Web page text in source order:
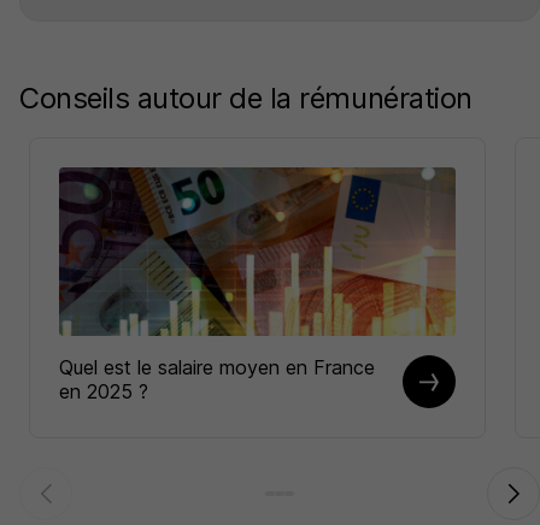
Conseils autour de la rémunération
Quel est le salaire moyen en France
en 2025 ?